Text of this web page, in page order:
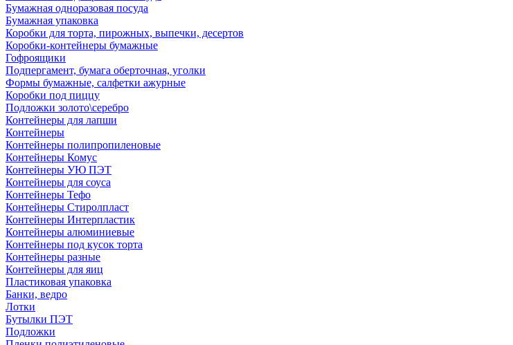
Бумажная одноразовая посуда
Бумажная упаковка
Коробки для торта, пирожных, выпечки, десертов
Коробки-контейнеры бумажные
Гофроящики
Подпергамент, бумага оберточная, уголки
Формы бумажные, салфетки ажурные
Коробки под пиццу
Подложки золото\серебро
Контейнеры для лапши
Контейнеры
Контейнеры полипропиленовые
Контейнеры Комус
Контейнеры УЮ ПЭТ
Контейнеры для соуса
Контейнеры Тефо
Контейнеры Стиролпласт
Контейнеры Интерпластик
Контейнеры алюминиевые
Контейнеры под кусок торта
Контейнеры разные
Контейнеры для яиц
Пластиковая упаковка
Банки, ведро
Лотки
Бутылки ПЭТ
Подложки